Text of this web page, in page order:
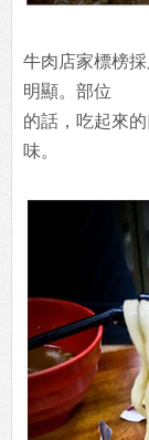
牛肉店家標榜
明顯。部位
的話，吃起來
味。